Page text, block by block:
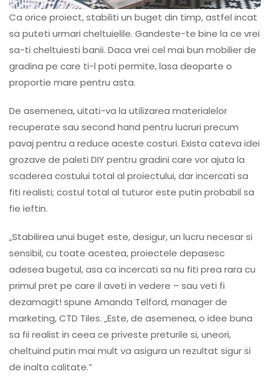
Ca orice proiect, stabiliti un buget din timp, astfel incat
sa puteti urmari cheltuielile. Gandeste-te bine la ce vrei
sa-ti cheltuiesti banii. Daca vrei cel mai bun mobilier de
gradina pe care ti-l poti permite, lasa deoparte o
proportie mare pentru asta.
De asemenea, uitati-va la utilizarea materialelor
recuperate sau second hand pentru lucruri precum
pavaj pentru a reduce aceste costuri. Exista cateva idei
grozave de paleti DIY pentru gradini care vor ajuta la
scaderea costului total al proiectului, dar incercati sa
fiti realisti; costul total al tuturor este putin probabil sa
fie ieftin.
„Stabilirea unui buget este, desigur, un lucru necesar si
sensibil, cu toate acestea, proiectele depasesc
adesea bugetul, asa ca incercati sa nu fiti prea rara cu
primul pret pe care il aveti in vedere – sau veti fi
dezamagit! spune Amanda Telford, manager de
marketing, CTD Tiles. „Este, de asemenea, o idee buna
sa fii realist in ceea ce priveste preturile si, uneori,
cheltuind putin mai mult va asigura un rezultat sigur si
de inalta calitate.”